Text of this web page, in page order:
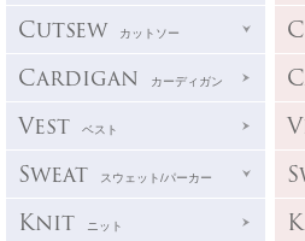
Cutsew カットソー
Cardigan カーディガン
Vest ベスト
Sweat スウェット/パーカー
Knit ニット